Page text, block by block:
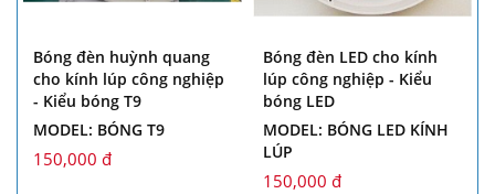
Bóng đèn huỳnh quang
cho kính lúp công nghiệp
- Kiểu bóng T9
MODEL: BÓNG T9
150,000 đ
Bóng đèn LED cho kính
lúp công nghiệp - Kiểu
bóng LED
MODEL: BÓNG LED KÍNH
LÚP
150,000 đ